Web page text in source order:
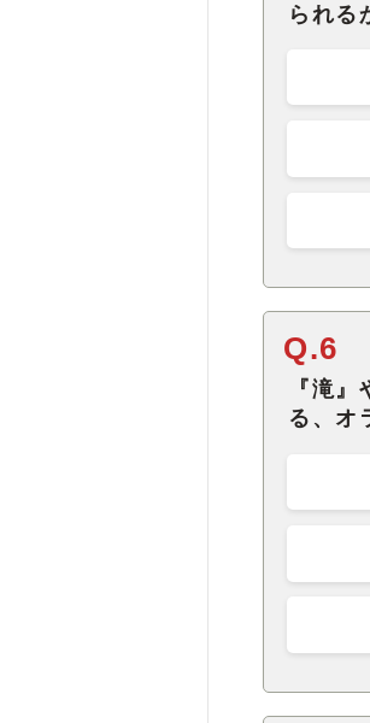
られる
Q.6
『滝
る、オ